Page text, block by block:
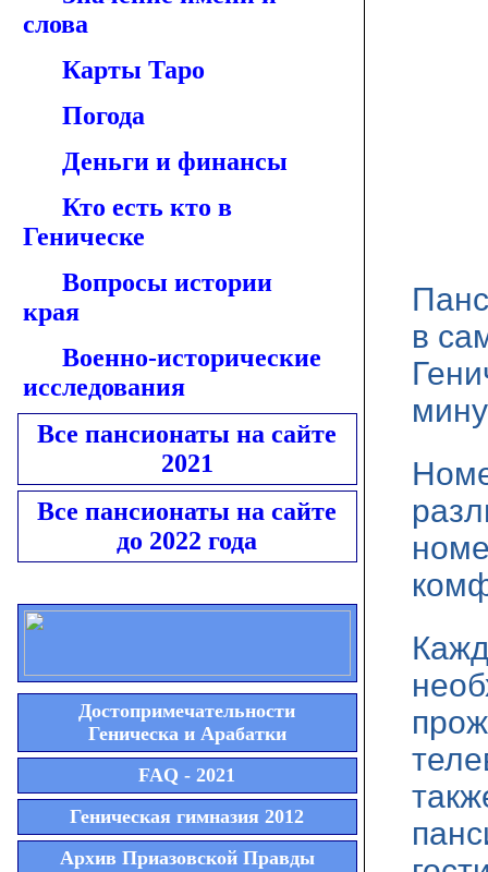
слова
Карты Таро
Погода
Деньги и финансы
Кто есть кто в
Геническе
Вопросы истории
края
Военно-исторические
исследования
Все пансионаты на сайте
2021
Все пансионаты на сайте
до 2022 года
Достопримечательности
Геническа и Арабатки
FAQ - 2021
Геническая гимназия 2012
Архив Приазовской Правды
в